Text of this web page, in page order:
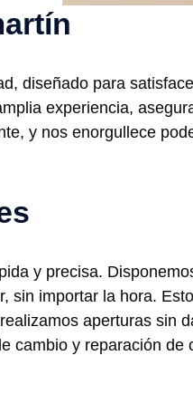
diseñado para
experiencia,
y nos enorgullece
y precisa.
importar la hora.
aperturas sin
cambio y reparación